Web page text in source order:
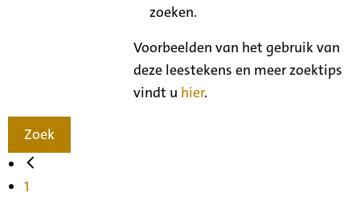
zoeken.
Voorbeelden van het gebruik van
deze leestekens en meer zoektips
vindt u hier.
Zoek
1